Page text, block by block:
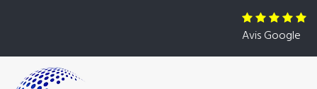
Avis Google